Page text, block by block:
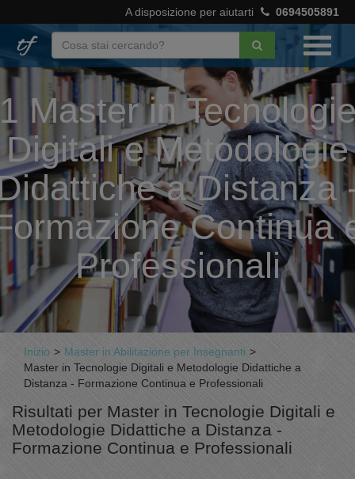
A disposizione per aiutarti 0694505891
Master in
Digitali e Metodologie
a Distanza
Continua
Professionali
Inizio > Master in Abilitazione per Insegnanti >
Master in Tecnologie Digitali e Metodologie Didattiche a
Distanza - Formazione Continua e Professionali
Risultati per Master in Tecnologie Digitali e
Metodologie Didattiche a Distanza -
Formazione Continua e Professionali